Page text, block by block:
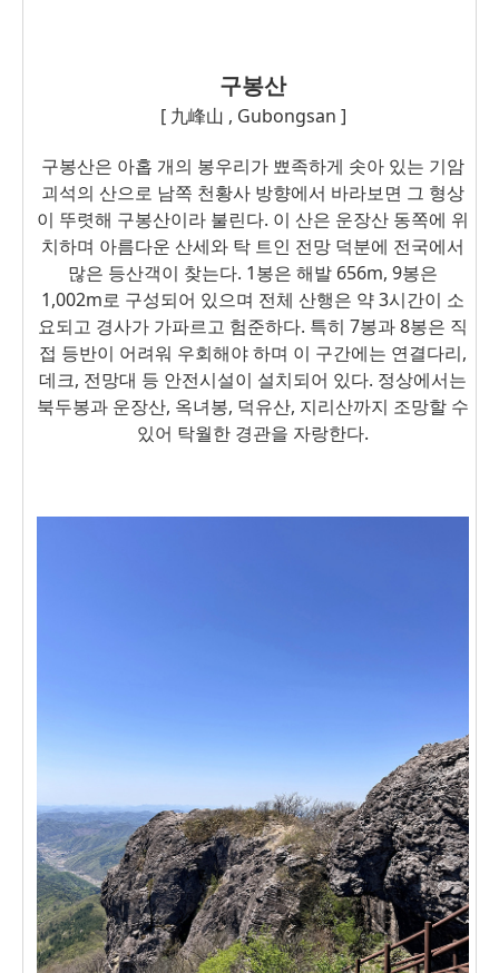
구봉산
[ 九峰山 , Gubongsan ]
구봉산은 아홉 개의 봉우리가 뾰족하게 솟아 있는 기암
괴석의 산으로 남쪽 천황사 방향에서 바라보면 그 형상
이 뚜렷해 구봉산이라 불린다. 이 산은 운장산 동쪽에 위
치하며 아름다운 산세와 탁 트인 전망 덕분에 전국에서
많은 등산객이 찾는다. 1봉은 해발 656m, 9봉은
1,002m로 구성되어 있으며 전체 산행은 약 3시간이 소
요되고 경사가 가파르고 험준하다. 특히 7봉과 8봉은 직
접 등반이 어려워 우회해야 하며 이 구간에는 연결다리,
데크, 전망대 등 안전시설이 설치되어 있다. 정상에서는
북두봉과 운장산, 옥녀봉, 덕유산, 지리산까지 조망할 수
있어 탁월한 경관을 자랑한다.